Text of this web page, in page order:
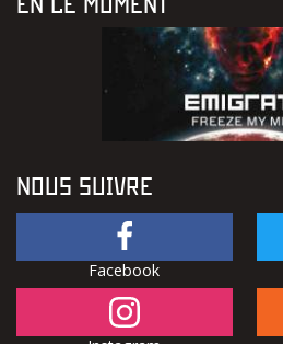
NOUS SUIVRE
Facebook